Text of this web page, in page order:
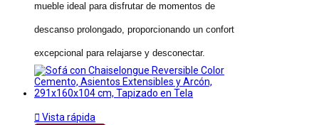
mueble ideal para disfrutar de momentos de
descanso prolongado, proporcionando un confort
excepcional para relajarse y desconectar.
 Vista rápida